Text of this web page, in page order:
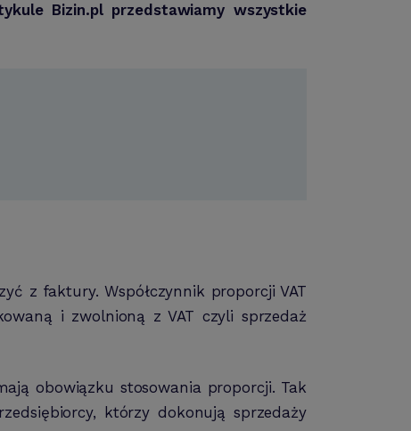
Bizin.pl przedstawiamy wszystkie
z faktury. Współczynnik proporcji VAT
i zwolnioną z VAT czyli sprzedaż
obowiązku stosowania proporcji. Tak
którzy dokonują sprzedaży